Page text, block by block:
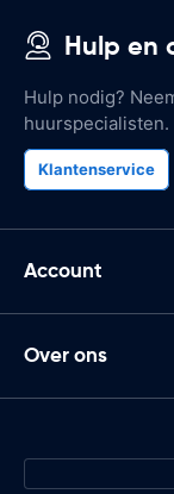
Hulp en
Hulp nodig?
huurspecialisten.
Klantenservice
Account
Over ons